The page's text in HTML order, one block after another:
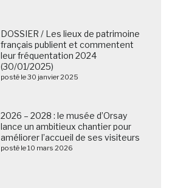
DOSSIER / Les lieux de patrimoine
français publient et commentent
leur fréquentation 2024
(30/01/2025)
posté le 30 janvier 2025
2026 – 2028 : le musée d’Orsay
lance un ambitieux chantier pour
améliorer l’accueil de ses visiteurs
posté le 10 mars 2026